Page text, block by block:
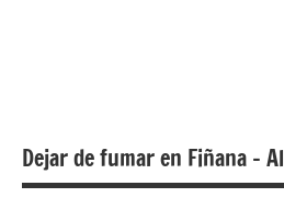
Dejar de fumar en Fiñana –